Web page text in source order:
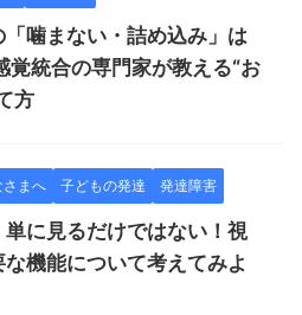
「噛まない・詰め込み」は
覚統合の専門家が教える“お
方
さまへ 子どもの発達 発達障害
単に見るだけではない！視
機能について考えてみよ